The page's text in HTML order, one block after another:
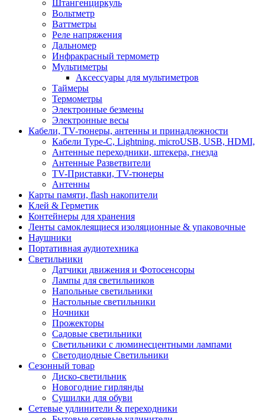
Штангенциркуль
Вольтметр
Ваттметры
Реле напряжения
Дальномер
Инфракрасный термометр
Мультиметры
Аксессуары для мультиметров
Таймеры
Термометры
Электронные безмены
Электронные весы
Кабели, TV-тюнеры, антенны и принадлежности
Кабели Type-C, Lightning, microUSB, USB, HDMI,
Антенные переходники, штекера, гнезда
Антенные Разветвители
TV-Приставки, TV-тюнеры
Антенны
Карты памяти, flash накопители
Клей & Герметик
Контейнеры для хранения
Ленты самоклеящиеся изоляционные & упаковочные
Наушники
Портативная аудиотехника
Светильники
Датчики движения и Фотосенсоры
Лампы для светильников
Напольные светильники
Настольные светильники
Ночники
Прожекторы
Садовые светильники
Светильники с люминесцентными лампами
Светодиодные Светильники
Сезонный товар
Диско-светильник
Новогодние гирлянды
Сушилки для обуви
Сетевые удлинители & переходники